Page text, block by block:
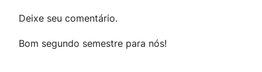
Deixe seu comentário.
Bom segundo semestre para nós!